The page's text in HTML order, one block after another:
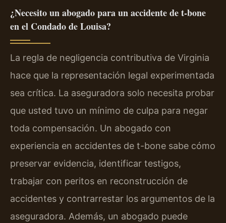
¿Necesito un abogado para un accidente de t-bone
en el Condado de Louisa?
La regla de negligencia contributiva de Virginia
hace que la representación legal experimentada
sea crítica. La aseguradora solo necesita probar
que usted tuvo un mínimo de culpa para negar
toda compensación. Un abogado con
experiencia en accidentes de t-bone sabe cómo
preservar evidencia, identificar testigos,
trabajar con peritos en reconstrucción de
accidentes y contrarrestar los argumentos de la
aseguradora. Además, un abogado puede